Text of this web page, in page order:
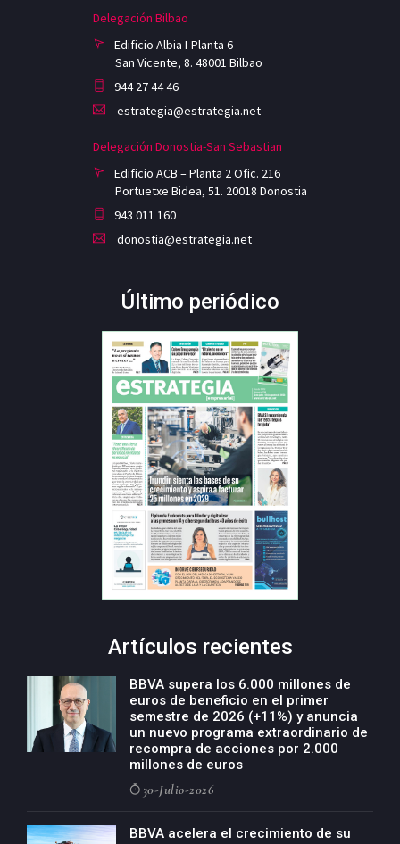
Delegación Bilbao
Edificio Albia I-Planta 6
San Vicente, 8. 48001 Bilbao
944 27 44 46
estrategia@estrategia.net
Delegación Donostia-San Sebastian
Edificio ACB – Planta 2 Ofic. 216
Portuetxe Bidea, 51. 20018 Donostia
943 011 160
donostia@estrategia.net
Último periódico
Artículos recientes
BBVA supera los 6.000 millones de
euros de beneficio en el primer
semestre de 2026 (+11%) y anuncia
un nuevo programa extraordinario de
recompra de acciones por 2.000
millones de euros
30-Julio-2026
BBVA acelera el crecimiento de su